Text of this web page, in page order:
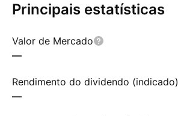
Principais estatísticas
Valor de Mercado
—
Rendimento do dividendo (indicado)
—